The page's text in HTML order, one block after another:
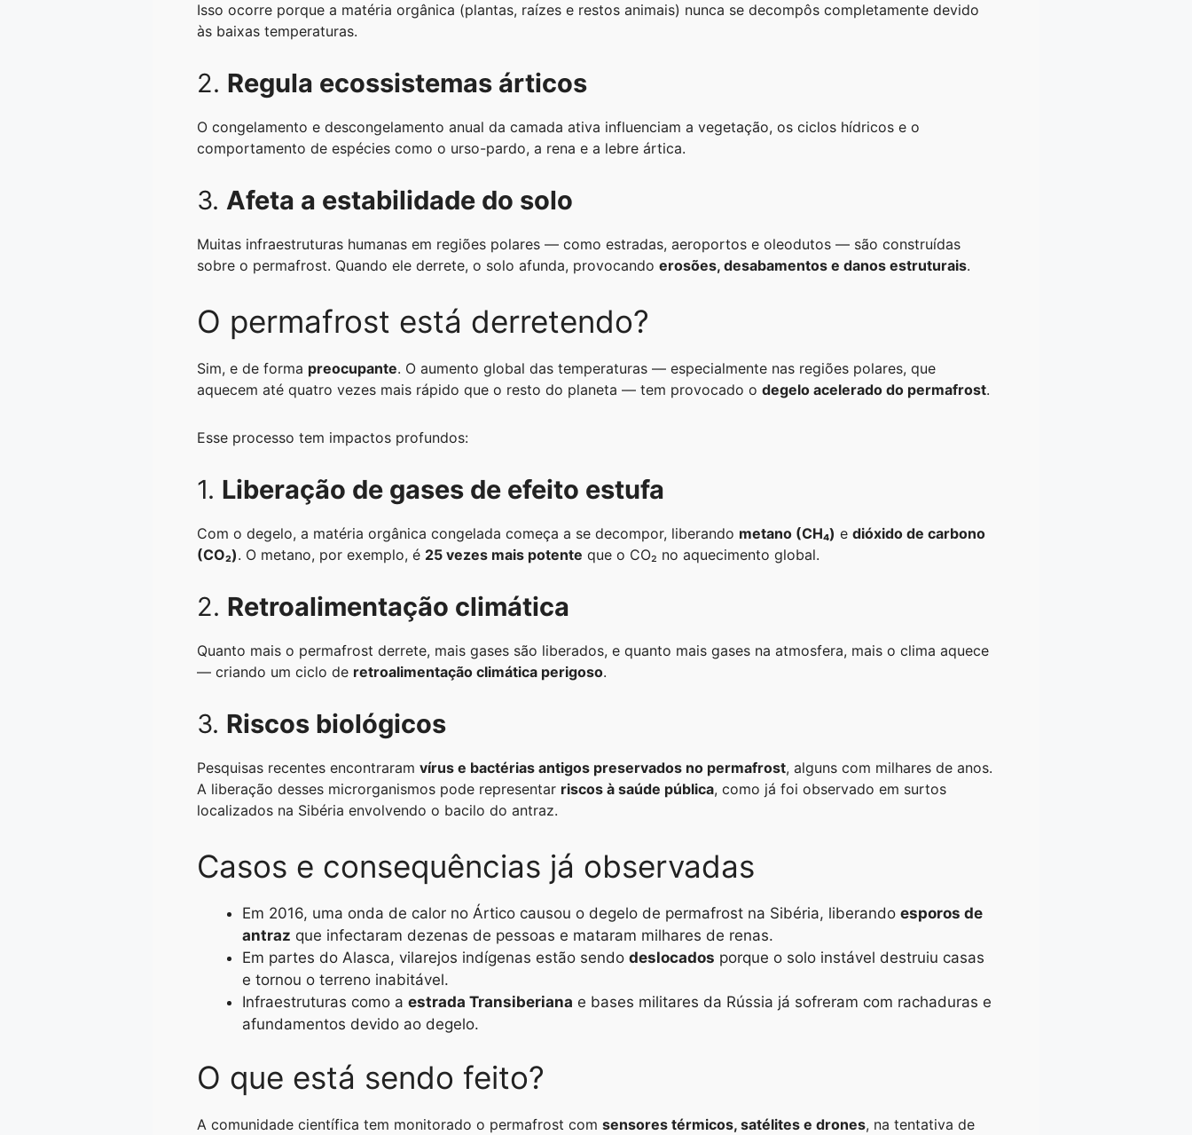
Isso ocorre porque a matéria orgânica (plantas, raízes e restos animais) nunca se decompôs completamente devido
às baixas temperaturas.
2. Regula ecossistemas árticos
O congelamento e descongelamento anual da camada ativa influenciam a vegetação, os ciclos hídricos e o
comportamento de espécies como o urso-pardo, a rena e a lebre ártica.
3. Afeta a estabilidade do solo
Muitas infraestruturas humanas em regiões polares — como estradas, aeroportos e oleodutos — são construídas
sobre o permafrost. Quando ele derrete, o solo afunda, provocando erosões, desabamentos e danos estruturais.
O permafrost está derretendo?
Sim, e de forma preocupante. O aumento global das temperaturas — especialmente nas regiões polares, que
aquecem até quatro vezes mais rápido que o resto do planeta — tem provocado o degelo acelerado do permafrost.
Esse processo tem impactos profundos:
1. Liberação de gases de efeito estufa
Com o degelo, a matéria orgânica congelada começa a se decompor, liberando metano (CH₄) e dióxido de carbono
(CO₂). O metano, por exemplo, é 25 vezes mais potente que o CO₂ no aquecimento global.
2. Retroalimentação climática
Quanto mais o permafrost derrete, mais gases são liberados, e quanto mais gases na atmosfera, mais o clima aquece
— criando um ciclo de retroalimentação climática perigoso.
3. Riscos biológicos
Pesquisas recentes encontraram vírus e bactérias antigos preservados no permafrost, alguns com milhares de anos.
A liberação desses microrganismos pode representar riscos à saúde pública, como já foi observado em surtos
localizados na Sibéria envolvendo o bacilo do antraz.
Casos e consequências já observadas
Em 2016, uma onda de calor no Ártico causou o degelo de permafrost na Sibéria, liberando esporos de
antraz que infectaram dezenas de pessoas e mataram milhares de renas.
Em partes do Alasca, vilarejos indígenas estão sendo deslocados porque o solo instável destruiu casas
e tornou o terreno inabitável.
Infraestruturas como a estrada Transiberiana e bases militares da Rússia já sofreram com rachaduras e
afundamentos devido ao degelo.
O que está sendo feito?
A comunidade científica tem monitorado o permafrost com sensores térmicos, satélites e drones, na tentativa de